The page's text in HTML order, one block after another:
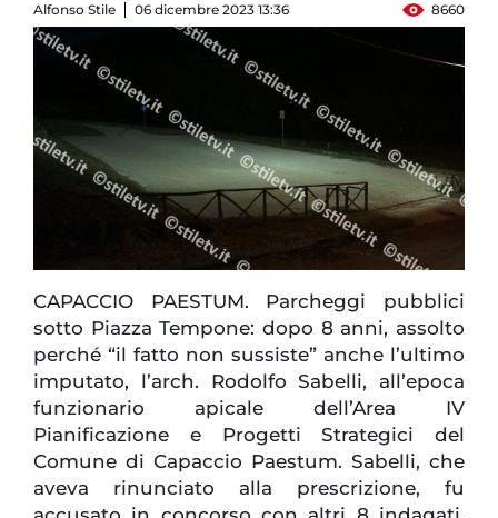
Alfonso Stile 06 dicembre 2023 13:36 8660
CAPACCIO PAESTUM. Parcheggi pubblici
sotto Piazza Tempone: dopo 8 anni, assolto
perché “il fatto non sussiste” anche l’ultimo
imputato, l’arch. Rodolfo Sabelli, all’epoca
funzionario apicale dell’Area IV
Pianificazione e Progetti Strategici del
Comune di Capaccio Paestum. Sabelli, che
aveva rinunciato alla prescrizione, fu